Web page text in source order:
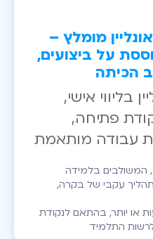
מומלץ –
על ביצועים,
הכיתה
בליווי אישי,
פתיחה,
המשולבים בלמידה
עקבי של בקרה,
6, 8, 10, 12 שבועות או יותר, בהתאם לנקודת